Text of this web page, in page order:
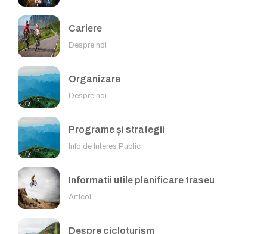
Cariere
Despre noi
Organizare
Despre noi
Programe și strategii
Info de Interes Public
Informatii utile planificare traseu
Articol
Despre cicloturism